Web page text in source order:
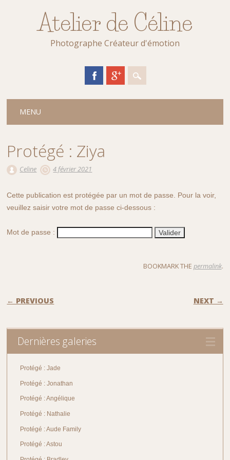
Atelier de Céline
Photographe Créateur d'émotion
Main menu
MENU
Protégé : Ziya
Celine 4 février 2021
Cette publication est protégée par un mot de passe. Pour la voir,
veuillez saisir votre mot de passe ci-dessous :
Mot de passe :
BOOKMARK THE permalink.
POST NAVIGATION
← PREVIOUS NEXT →
Dernières galeries
Protégé : Jade
Protégé : Jonathan
Protégé : Angélique
Protégé : Nathalie
Protégé : Aude Family
Protégé : Astou